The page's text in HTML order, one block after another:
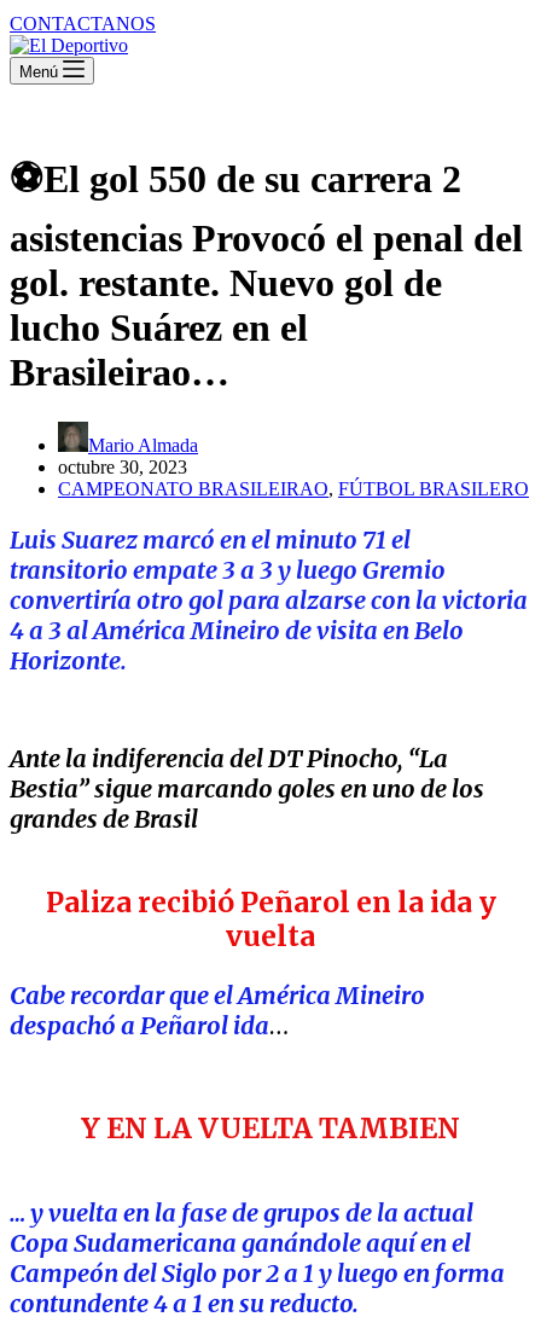
CONTACTANOS
Menú
⚽️El gol 550 de su carrera 2
asistencias Provocó el penal del
gol. restante. Nuevo gol de
lucho Suárez en el
Brasileirao…
Mario Almada
octubre 30, 2023
CAMPEONATO BRASILEIRAO, FÚTBOL BRASILERO
Luis Suarez marcó en el minuto 71 el
transitorio empate 3 a 3 y luego Gremio
convertiría otro gol para alzarse con la victoria
4 a 3 al América Mineiro de visita en Belo
Horizonte.
Ante la indiferencia del DT Pinocho, “La
Bestia” sigue marcando goles en uno de los
grandes de Brasil
Paliza recibió Peñarol en la ida y
vuelta
Cabe recordar que el América Mineiro
despachó a Peñarol ida…
Y EN LA VUELTA TAMBIEN
… y vuelta en la fase de grupos de la actual
Copa Sudamericana ganándole aquí en el
Campeón del Siglo por 2 a 1 y luego en forma
contundente 4 a 1 en su reducto.